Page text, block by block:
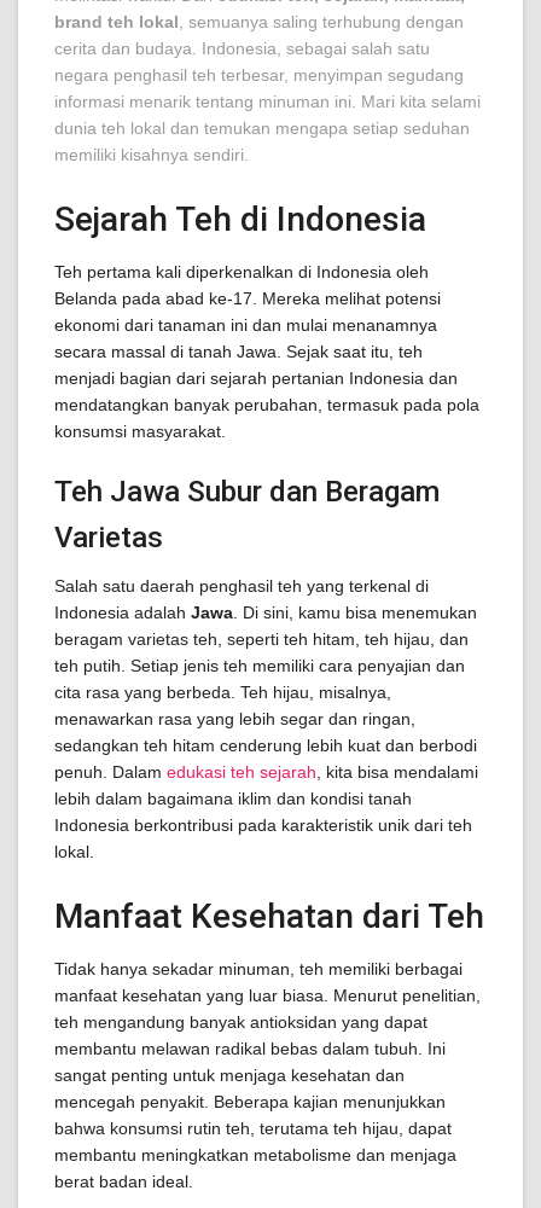
brand teh lokal , semuanya saling terhubung dengan
cerita dan budaya. Indonesia, sebagai salah satu
negara penghasil teh terbesar, menyimpan segudang
informasi menarik tentang minuman ini. Mari kita selami
dunia teh lokal dan temukan mengapa setiap seduhan
memiliki kisahnya sendiri.
Sejarah Teh di Indonesia
Teh pertama kali diperkenalkan di Indonesia oleh
Belanda pada abad ke-17. Mereka melihat potensi
ekonomi dari tanaman ini dan mulai menanamnya
secara massal di tanah Jawa. Sejak saat itu, teh
menjadi bagian dari sejarah pertanian Indonesia dan
mendatangkan banyak perubahan, termasuk pada pola
konsumsi masyarakat.
Teh Jawa Subur dan Beragam
Varietas
Salah satu daerah penghasil teh yang terkenal di
Indonesia adalah Jawa . Di sini, kamu bisa menemukan
beragam varietas teh, seperti teh hitam, teh hijau, dan
teh putih. Setiap jenis teh memiliki cara penyajian dan
cita rasa yang berbeda. Teh hijau, misalnya,
menawarkan rasa yang lebih segar dan ringan,
sedangkan teh hitam cenderung lebih kuat dan berbodi
penuh. Dalam edukasi teh sejarah , kita bisa mendalami
lebih dalam bagaimana iklim dan kondisi tanah
Indonesia berkontribusi pada karakteristik unik dari teh
lokal.
Manfaat Kesehatan dari Teh
Tidak hanya sekadar minuman, teh memiliki berbagai
manfaat kesehatan yang luar biasa. Menurut penelitian,
teh mengandung banyak antioksidan yang dapat
membantu melawan radikal bebas dalam tubuh. Ini
sangat penting untuk menjaga kesehatan dan
mencegah penyakit. Beberapa kajian menunjukkan
bahwa konsumsi rutin teh, terutama teh hijau, dapat
membantu meningkatkan metabolisme dan menjaga
berat badan ideal.